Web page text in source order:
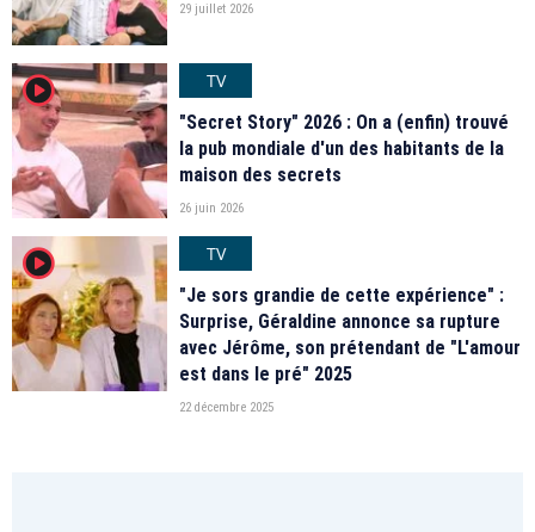
29 juillet 2026
player2
TV
"Secret Story" 2026 : On a (enfin) trouvé
la pub mondiale d'un des habitants de la
maison des secrets
26 juin 2026
player2
TV
"Je sors grandie de cette expérience" :
Surprise, Géraldine annonce sa rupture
avec Jérôme, son prétendant de "L'amour
est dans le pré" 2025
22 décembre 2025